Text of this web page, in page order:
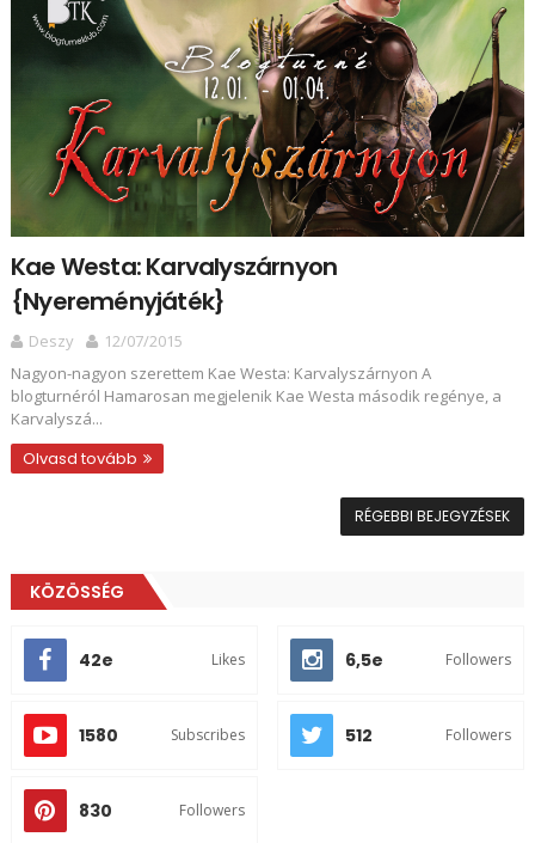
Kae Westa: Karvalyszárnyon
{Nyereményjáték}
Deszy
12/07/2015
Nagyon-nagyon szerettem Kae Westa: Karvalyszárnyon A
blogturnéról Hamarosan megjelenik Kae Westa második regénye, a
Karvalyszá...
Olvasd tovább
RÉGEBBI BEJEGYZÉSEK
KÖZÖSSÉG
42e Likes 6,5e Followers
1580 Subscribes 512 Followers
830 Followers